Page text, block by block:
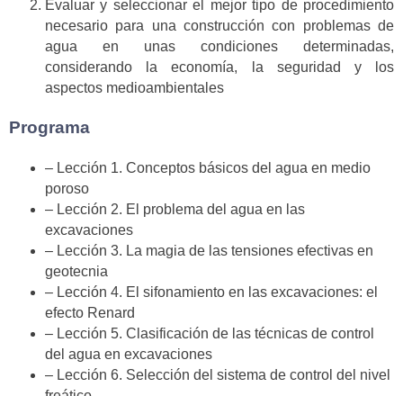
Evaluar y seleccionar el mejor tipo de procedimiento
necesario para una construcción con problemas de
agua en unas condiciones determinadas,
considerando la economía, la seguridad y los
aspectos medioambientales
Programa
– Lección 1. Conceptos básicos del agua en medio
poroso
– Lección 2. El problema del agua en las
excavaciones
– Lección 3. La magia de las tensiones efectivas en
geotecnia
– Lección 4. El sifonamiento en las excavaciones: el
efecto Renard
– Lección 5. Clasificación de las técnicas de control
del agua en excavaciones
– Lección 6. Selección del sistema de control del nivel